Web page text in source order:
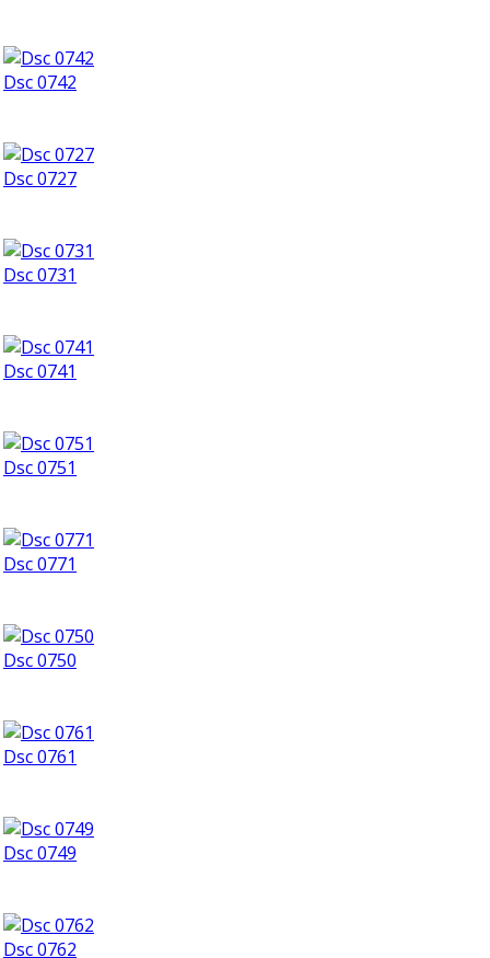
Dsc 0742
Dsc 0727
Dsc 0731
Dsc 0741
Dsc 0751
Dsc 0771
Dsc 0750
Dsc 0761
Dsc 0749
Dsc 0762